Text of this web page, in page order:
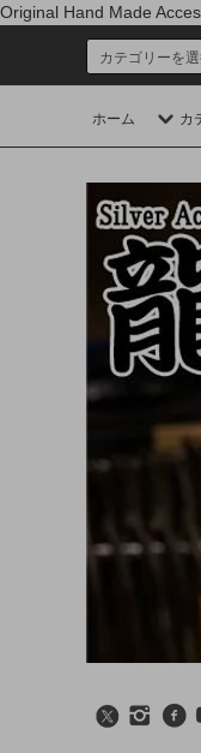
Original Hand Made
ホーム カ